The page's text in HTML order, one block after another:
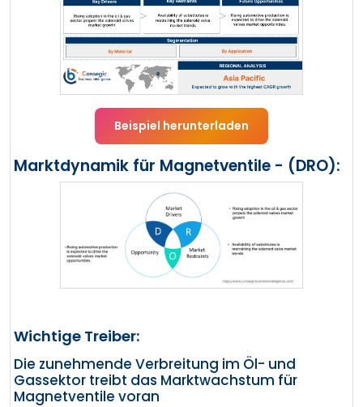
Beispiel herunterladen
Marktdynamik für Magnetventile - (DRO):
Wichtige Treiber:
Die zunehmende Verbreitung im Öl- und
Gassektor treibt das Marktwachstum für
Magnetventile voran